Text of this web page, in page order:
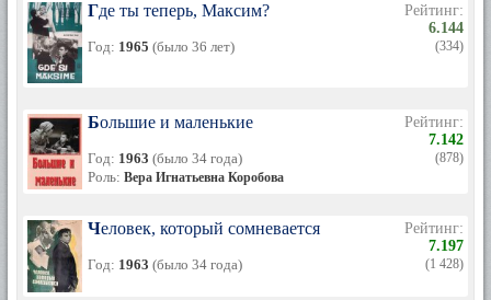
Где ты теперь, Максим?
Год: 1965 (было 36 лет)
Рейтинг:
6.144
(334)
Большие и маленькие
Год: 1963 (было 34 года)
Роль: Вера Игнатьевна Коробова
Рейтинг:
7.142
(878)
Человек, который сомневается
Год: 1963 (было 34 года)
Рейтинг:
7.197
(1 428)